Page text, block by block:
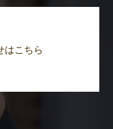
はこちら